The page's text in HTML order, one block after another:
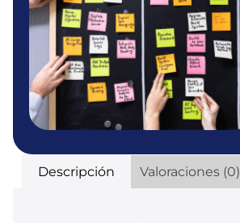
Descripción Valoraciones (0)